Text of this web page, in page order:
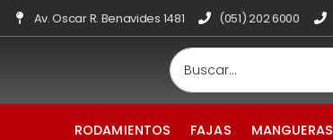
Av. Oscar R. Benavides 1481 (051) 202 6000
RODAMIENTOS FAJAS MANGUERAS